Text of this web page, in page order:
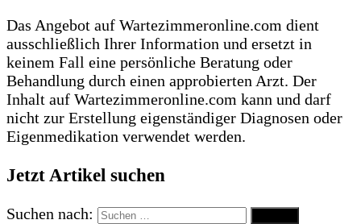
Das Angebot auf Wartezimmeronline.com dient
ausschließlich Ihrer Information und ersetzt in
keinem Fall eine persönliche Beratung oder
Behandlung durch einen approbierten Arzt. Der
Inhalt auf Wartezimmeronline.com kann und darf
nicht zur Erstellung eigenständiger Diagnosen oder
Eigenmedikation verwendet werden.
Jetzt Artikel suchen
Suchen nach: